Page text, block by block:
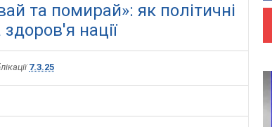
та помирай»: як політичні
нації
7.3.25